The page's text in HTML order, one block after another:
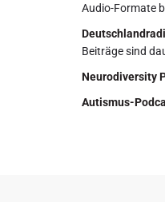
Audio-Formate
Beiträge sind
Neurodiversity
Autismus-